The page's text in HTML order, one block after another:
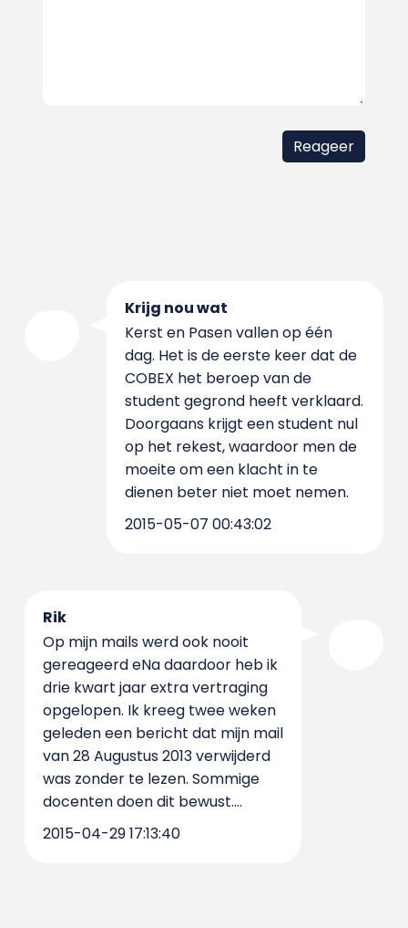
Krijg nou wat
Kerst en Pasen vallen op één
dag. Het is de eerste keer dat de
COBEX het beroep van de
student gegrond heeft verklaard.
Doorgaans krijgt een student nul
op het rekest, waardoor men de
moeite om een klacht in te
dienen beter niet moet nemen.
2015-05-07 00:43:02
Rik
Op mijn mails werd ook nooit
gereageerd eNa daardoor heb ik
drie kwart jaar extra vertraging
opgelopen. Ik kreeg twee weken
geleden een bericht dat mijn mail
van 28 Augustus 2013 verwijderd
was zonder te lezen. Sommige
docenten doen dit bewust....
2015-04-29 17:13:40